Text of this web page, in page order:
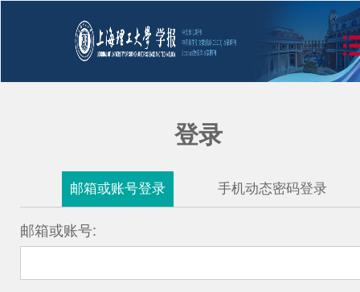
登录
邮箱或账号登录 手机动态密码登录
邮箱或账号: